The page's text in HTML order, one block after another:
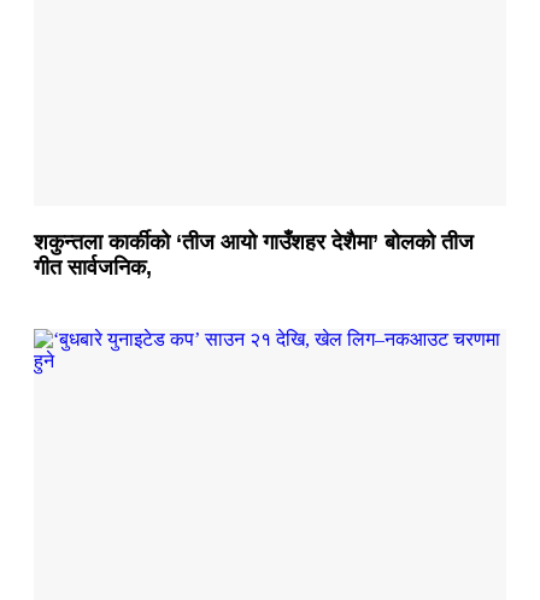
शकुन्तला कार्कीको ‘तीज आयो गाउँशहर देशैमा’ बोलको तीज
गीत सार्वजनिक,